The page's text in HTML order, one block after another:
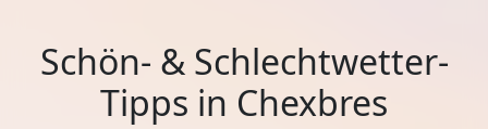
Schön- & Schlechtwetter-
Tipps in Chexbres